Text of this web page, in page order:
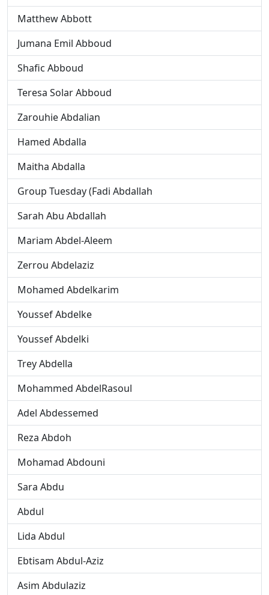
Matthew Abbott
Jumana Emil Abboud
Shafic Abboud
Teresa Solar Abboud
Zarouhie Abdalian
Hamed Abdalla
Maitha Abdalla
Group Tuesday (Fadi Abdallah
Sarah Abu Abdallah
Mariam Abdel-Aleem
Zerrou Abdelaziz
Mohamed Abdelkarim
Youssef Abdelke
Youssef Abdelki
Trey Abdella
Mohammed AbdelRasoul
Adel Abdessemed
Reza Abdoh
Mohamad Abdouni
Sara Abdu
Abdul
Lida Abdul
Ebtisam Abdul-Aziz
Asim Abdulaziz